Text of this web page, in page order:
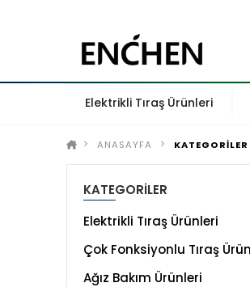
Elektrikli Tıraş Ürünleri
ANASAYFA KATEGORİLER
KATEGORİLER
Elektrikli Tıraş Ürünleri
Çok Fonksiyonlu Tıraş
Ağız Bakım Ürünleri